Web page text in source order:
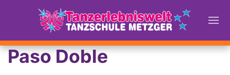
Paso Doble